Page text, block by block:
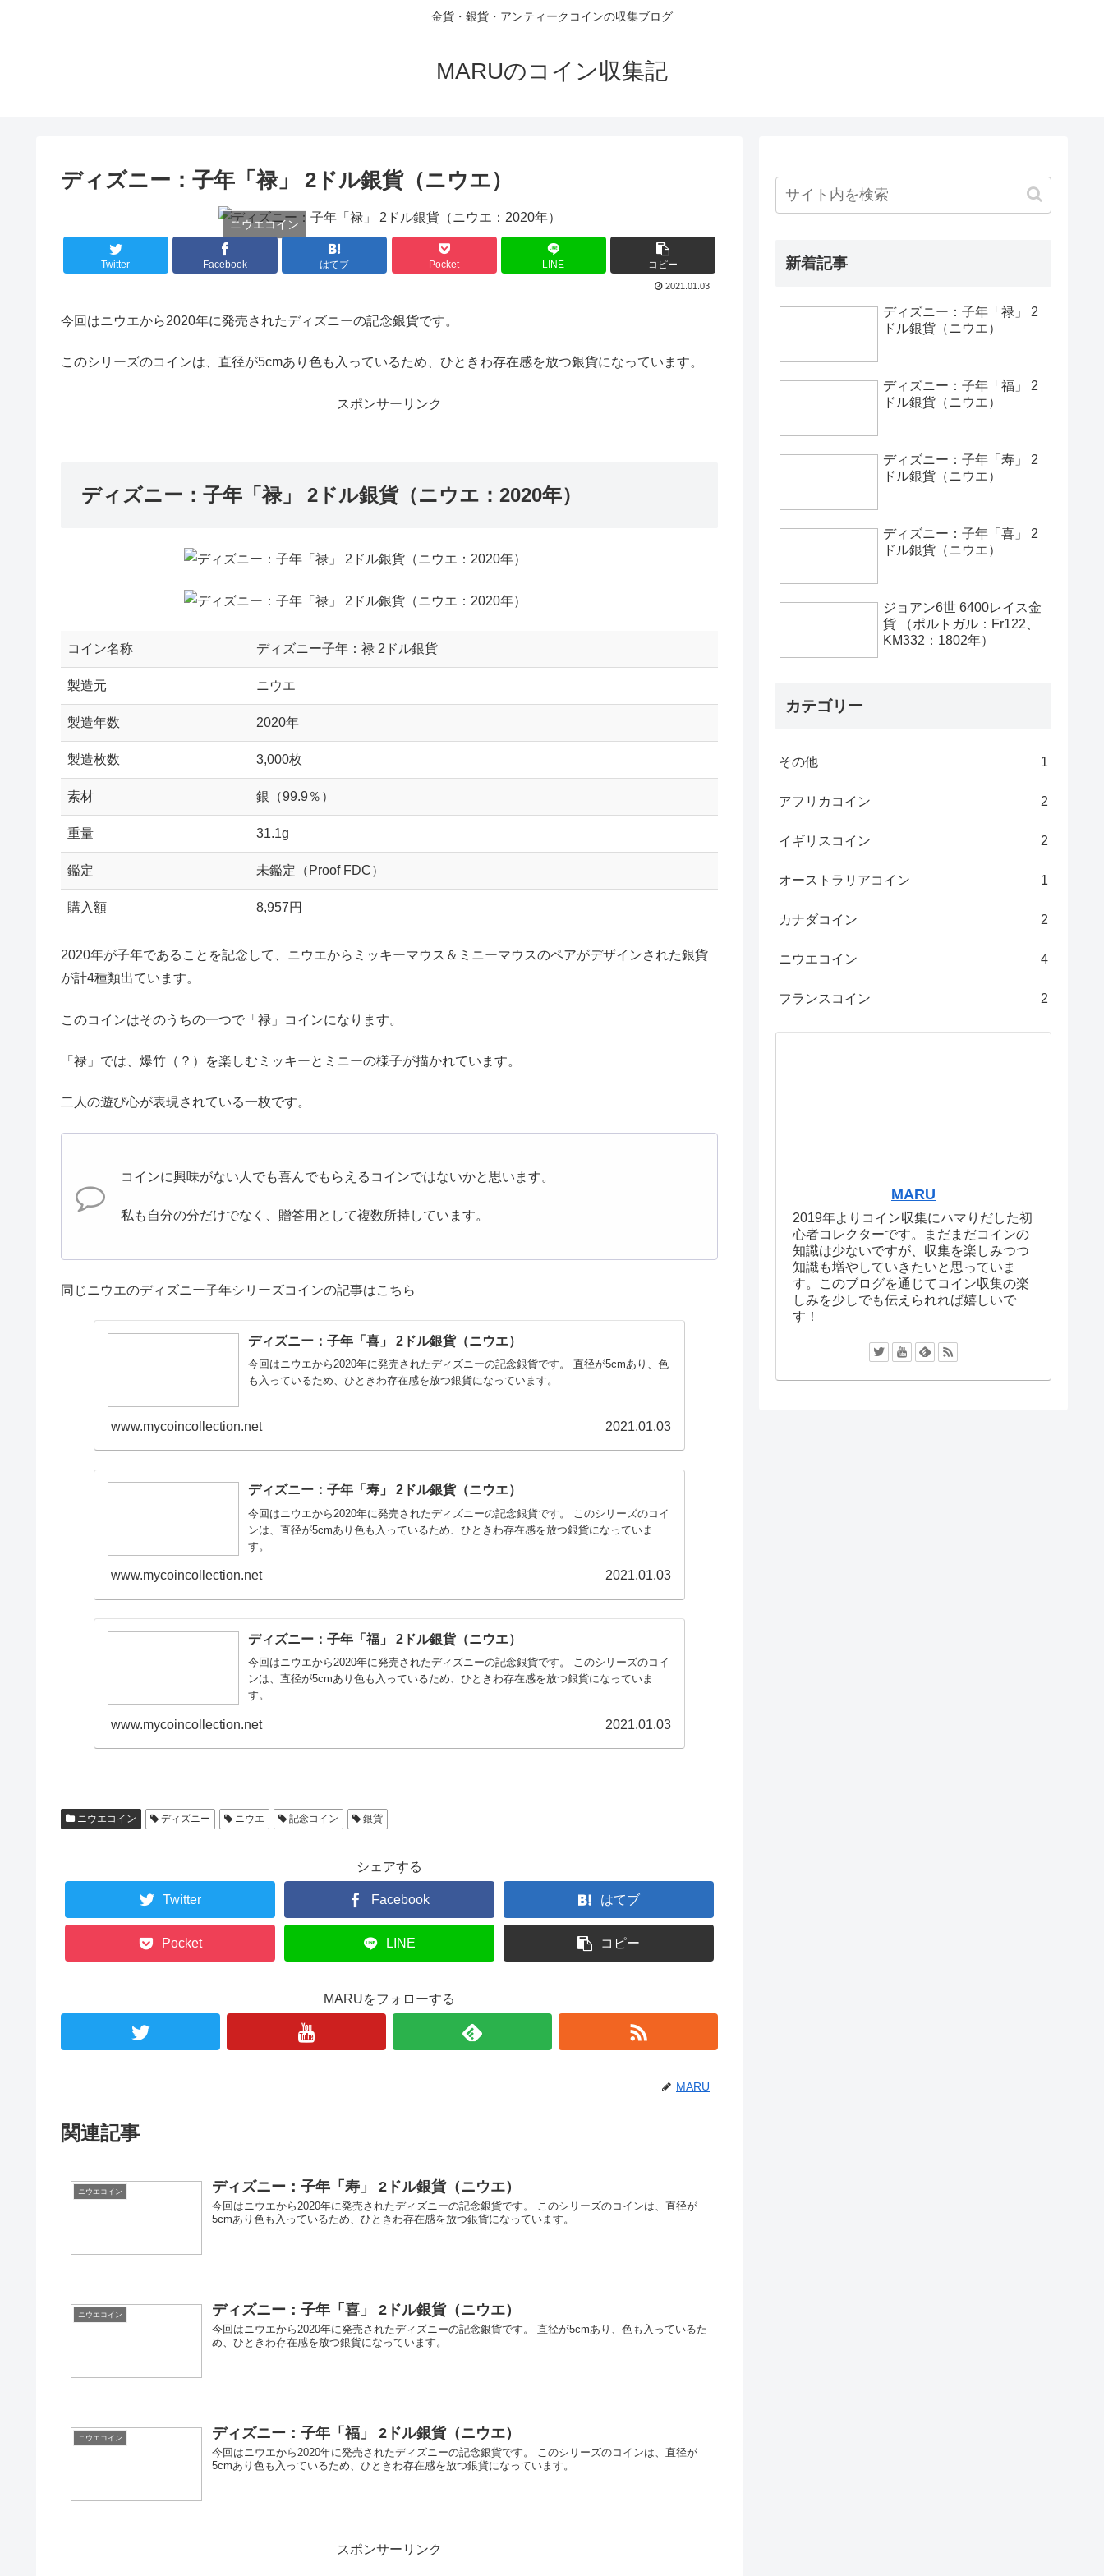
金貨・銀貨・アンティークコインの収集ブログ
MARUのコイン収集記
ディズニー：子年「禄」 2ドル銀貨（ニウエ）
ニウエコイン
Twitter Facebook はてブ Pocket LINE コピー
2021.01.03
今回はニウエから2020年に発売されたディズニーの記念銀貨です。
このシリーズのコインは、直径が5cmあり色も入っているため、ひときわ存在感を放つ銀貨になっています。
スポンサーリンク
ディズニー：子年「禄」 2ドル銀貨（ニウエ：2020年）
コイン名称 ディズニー子年：禄 2ドル銀貨
製造元 ニウエ
製造年数 2020年
製造枚数 3,000枚
素材 銀（99.9％）
重量 31.1g
鑑定 未鑑定（Proof FDC）
購入額 8,957円
2020年が子年であることを記念して、ニウエからミッキーマウス＆ミニーマウスのペアがデザインされた銀貨
が計4種類出ています。
このコインはそのうちの一つで「禄」コインになります。
「禄」では、爆竹（？）を楽しむミッキーとミニーの様子が描かれています。
二人の遊び心が表現されている一枚です。
コインに興味がない人でも喜んでもらえるコインではないかと思います。
私も自分の分だけでなく、贈答用として複数所持しています。
同じニウエのディズニー子年シリーズコインの記事はこちら
ディズニー：子年「喜」 2ドル銀貨（ニウエ）
今回はニウエから2020年に発売されたディズニーの記念銀貨です。 直径が5cmあり、色
も入っているため、ひときわ存在感を放つ銀貨になっています。
www.mycoincollection.net 2021.01.03
ディズニー：子年「寿」 2ドル銀貨（ニウエ）
今回はニウエから2020年に発売されたディズニーの記念銀貨です。 このシリーズのコイ
ンは、直径が5cmあり色も入っているため、ひときわ存在感を放つ銀貨になっていま
す。
www.mycoincollection.net 2021.01.03
ディズニー：子年「福」 2ドル銀貨（ニウエ）
今回はニウエから2020年に発売されたディズニーの記念銀貨です。 このシリーズのコイ
ンは、直径が5cmあり色も入っているため、ひときわ存在感を放つ銀貨になっていま
す。
www.mycoincollection.net 2021.01.03
ニウエコイン ディズニー ニウエ 記念コイン 銀貨
シェアする
Twitter Facebook はてブ
Pocket LINE コピー
MARUをフォローする
MARU
関連記事
ニウエコイン ディズニー：子年「寿」 2ドル銀貨（ニウエ）
今回はニウエから2020年に発売されたディズニーの記念銀貨です。 このシリーズのコインは、直径が
5cmあり色も入っているため、ひときわ存在感を放つ銀貨になっています。
ニウエコイン ディズニー：子年「喜」 2ドル銀貨（ニウエ）
今回はニウエから2020年に発売されたディズニーの記念銀貨です。 直径が5cmあり、色も入っているた
め、ひときわ存在感を放つ銀貨になっています。
ニウエコイン ディズニー：子年「福」 2ドル銀貨（ニウエ）
今回はニウエから2020年に発売されたディズニーの記念銀貨です。 このシリーズのコインは、直径が
5cmあり色も入っているため、ひときわ存在感を放つ銀貨になっています。
スポンサーリンク
新着記事
ディズニー：子年「禄」 2
ドル銀貨（ニウエ）
ディズニー：子年「福」 2
ドル銀貨（ニウエ）
ディズニー：子年「寿」 2
ドル銀貨（ニウエ）
ディズニー：子年「喜」 2
ドル銀貨（ニウエ）
ジョアン6世 6400レイス金
貨 （ポルトガル：Fr122、
KM332：1802年）
カテゴリー
その他 1
アフリカコイン 2
イギリスコイン 2
オーストラリアコイン 1
カナダコイン 2
ニウエコイン 4
フランスコイン 2
MARU
2019年よりコイン収集にハマりだした初
心者コレクターです。まだまだコインの
知識は少ないですが、収集を楽しみつつ
知識も増やしていきたいと思っていま
す。このブログを通じてコイン収集の楽
しみを少しでも伝えられれば嬉しいで
す！